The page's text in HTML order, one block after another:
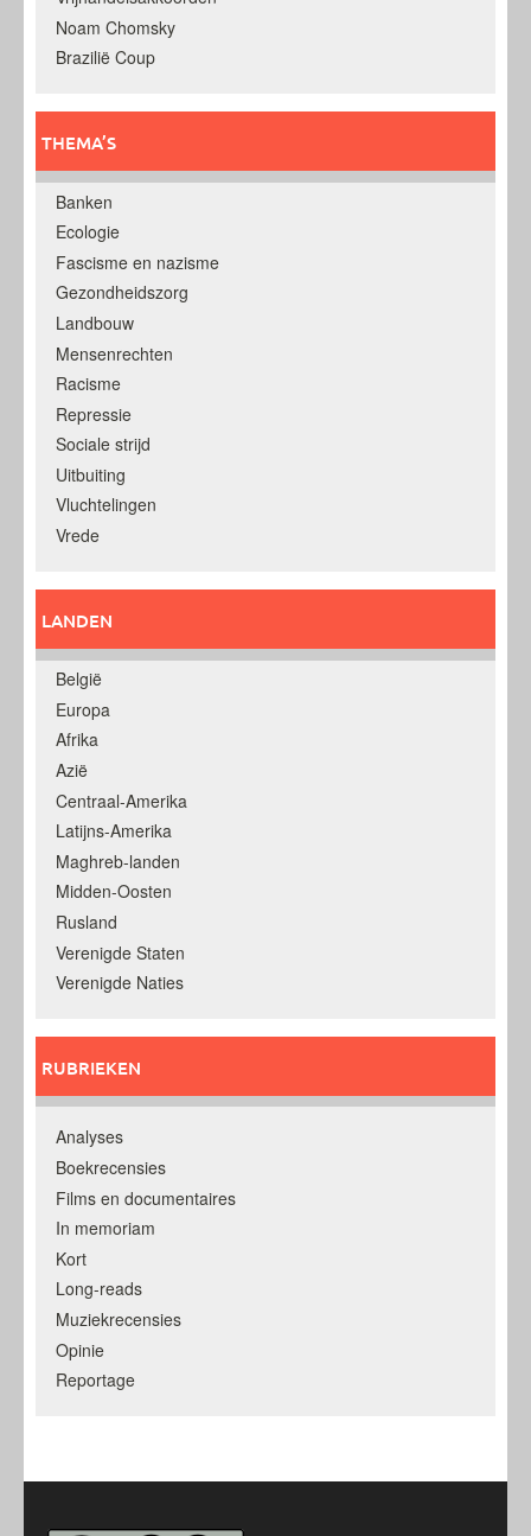
Noam Chomsky
Brazilië Coup
THEMA’S
Banken
Ecologie
Fascisme en nazisme
Gezondheidszorg
Landbouw
Mensenrechten
Racisme
Repressie
Sociale strijd
Uitbuiting
Vluchtelingen
Vrede
LANDEN
België
Europa
Afrika
Azië
Centraal-Amerika
Latijns-Amerika
Maghreb-landen
Midden-Oosten
Rusland
Verenigde Staten
Verenigde Naties
RUBRIEKEN
Analyses
Boekrecensies
Films en documentaires
In memoriam
Kort
Long-reads
Muziekrecensies
Opinie
Reportage